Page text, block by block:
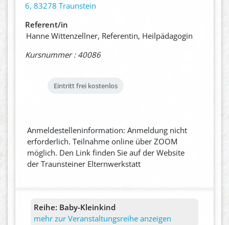
6, 83278 Traunstein
Referent/in
Hanne Wittenzellner, Referentin, Heilpädagogin
Kursnummer : 40086
Eintritt frei kostenlos
Anmeldestelleninformation: Anmeldung nicht
erforderlich. Teilnahme online über ZOOM
möglich. Den Link finden Sie auf der Website
der Traunsteiner Elternwerkstatt
Reihe: Baby-Kleinkind
mehr zur Veranstaltungsreihe anzeigen